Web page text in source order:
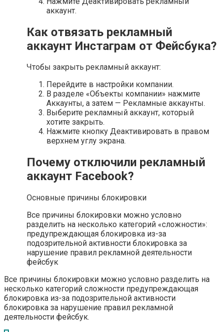
аккаунт.
Как отвязать рекламный
аккаунт Инстаграм от Фейсбука?
Чтобы закрыть рекламный аккаунт:
Перейдите в настройки компании.
В разделе «Объекты компании» нажмите
Аккаунты, а затем — Рекламные аккаунты.
Выберите рекламный аккаунт, который
хотите закрыть.
Нажмите кнопку Деактивировать в правом
верхнем углу экрана.
Почему отключили рекламный
аккаунт Facebook?
Основные причины блокировки
Все причины блокировки можно условно
разделить на несколько категорий «сложности»:
предупреждающая блокировка из-за
подозрительной активности блокировка за
нарушение правил рекламной деятельности
фейсбук
Все причины блокировки можно условно разделить на
несколько категорий сложности предупреждающая
блокировка из-за подозрительной активности
блокировка за нарушение правил рекламной
деятельности фейсбук.